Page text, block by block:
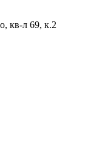
кв-л 69, к.2